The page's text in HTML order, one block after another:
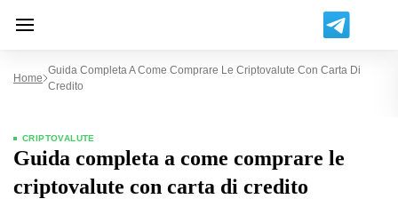
Home
Guida Completa A Come Comprare Le Criptovalute Con Carta Di
Credito
CRIPTOVALUTE
Guida completa a come comprare le
criptovalute con carta di credito